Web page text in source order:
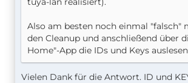
Also am besten noch einmal "falsch"
den Cleanup und anschließend über
Home"-App die IDs und Keys
Vielen Dank für die Antwort. ID und